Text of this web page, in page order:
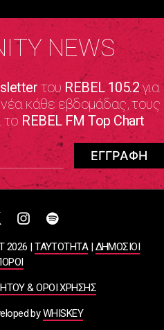
NEWS
τουREBEL 105.2για
κάθε εβδομάδας, τους
το REBEL FM Top Chart
2026 |ΤΑΥΤΟΤΗΤΑ|ΔΗΜΟΣΙΟΙ
& ΟΡΟΙ ΧΡΗΣΗΣ
byWHISKEY